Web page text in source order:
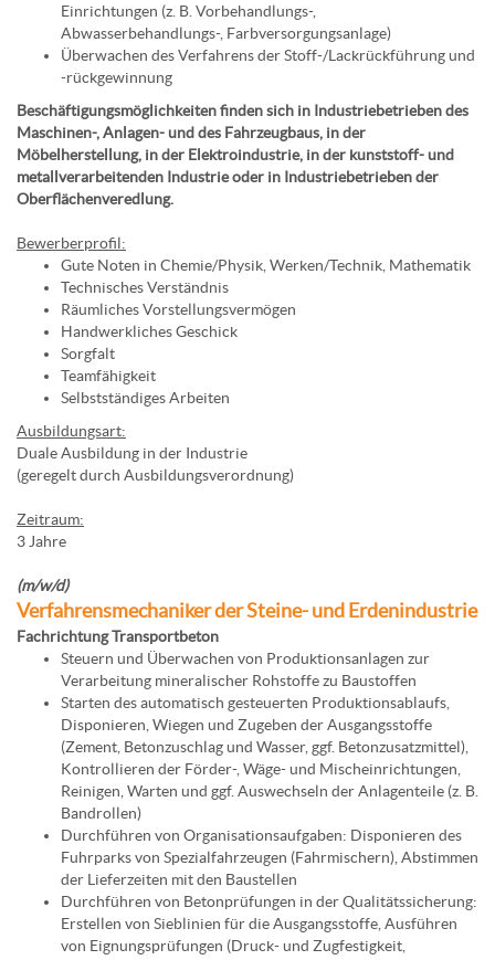
Einrichtungen (z. B. Vorbehandlungs-,
Abwasserbehandlungs-, Farbversorgungsanlage)
Überwachen des Verfahrens der Stoff-/Lackrückführung und
-rückgewinnung
Beschäftigungsmöglichkeiten finden sich in Industriebetrieben des
Maschinen-, Anlagen- und des Fahrzeugbaus, in der
Möbelherstellung, in der Elektroindustrie, in der kunststoff- und
metallverarbeitenden Industrie oder in Industriebetrieben der
Oberflächenveredlung.
Bewerberprofil:
Gute Noten in Chemie/Physik, Werken/Technik, Mathematik
Technisches Verständnis
Räumliches Vorstellungsvermögen
Handwerkliches Geschick
Sorgfalt
Teamfähigkeit
Selbstständiges Arbeiten
Ausbildungsart:
Duale Ausbildung in der Industrie
(geregelt durch Ausbildungsverordnung)
Zeitraum:
3 Jahre
(m/w/d)
Verfahrensmechaniker der Steine- und Erdenindustrie
Fachrichtung Transportbeton
Steuern und Überwachen von Produktionsanlagen zur
Verarbeitung mineralischer Rohstoffe zu Baustoffen
Starten des automatisch gesteuerten Produktionsablaufs,
Disponieren, Wiegen und Zugeben der Ausgangsstoffe
(Zement, Betonzuschlag und Wasser, ggf. Betonzusatzmittel),
Kontrollieren der Förder-, Wäge- und Mischeinrichtungen,
Reinigen, Warten und ggf. Auswechseln der Anlagenteile (z. B.
Bandrollen)
Durchführen von Organisationsaufgaben: Disponieren des
Fuhrparks von Spezialfahrzeugen (Fahrmischern), Abstimmen
der Lieferzeiten mit den Baustellen
Durchführen von Betonprüfungen in der Qualitätssicherung:
Erstellen von Sieblinien für die Ausgangsstoffe, Ausführen
von Eignungsprüfungen (Druck- und Zugfestigkeit,